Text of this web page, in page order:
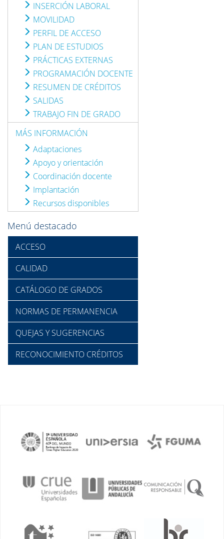
INSERCIÓN LABORAL
MOVILIDAD
PERFIL DE ACCESO
PLAN DE ESTUDIOS
PRÁCTICAS EXTERNAS
PROGRAMACIÓN DOCENTE
RESUMEN DE CRÉDITOS
SALIDAS
TRABAJO FIN DE GRADO
MÁS INFORMACIÓN
Adaptaciones
Apoyo y orientación
Coordinación docente
Implantación
Recursos disponibles
Menú destacado
ACCESO
CALIDAD
CATÁLOGO DE GRADOS
NORMAS DE PERMANENCIA
QUEJAS Y SUGERENCIAS
RECONOCIMIENTO CRÉDITOS